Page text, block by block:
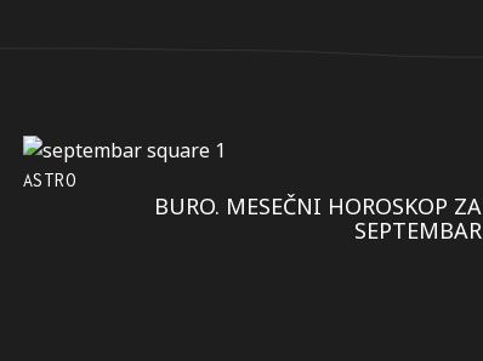
ASTRO
BURO. MESEČNI HOROSKOP ZA
SEPTEMBAR